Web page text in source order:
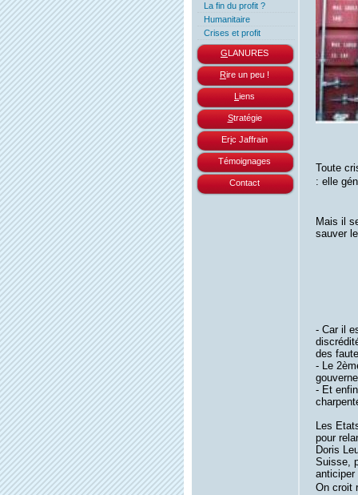
La fin du profit ?
Humanitaire
Crises et profit
GLANURES
Rire un peu !
L iens
Stratégie
Eric Jaffrain
Témoignages
Contact
Toute
: elle
Mais il
sauver
- Car il
des
- Le
- Et
Les
pour
Doris
Suisse,
anticiper
On croit